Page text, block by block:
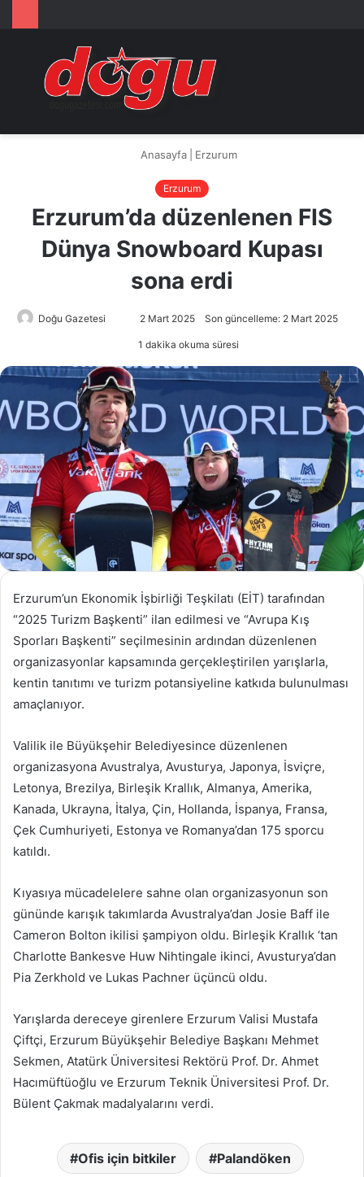
Arama
...
Anasayfa Erzurum
Erzurum
Erzurum’da düzenlenen FIS
Dünya Snowboard Kupası
sona erdi
Doğu Gazetesi
göndermek
2 Mart 2025 Son güncelleme: 2 Mart 2025
1 dakika okuma süresi
Erzurum’un Ekonomik İşbirliği Teşkilatı (EİT) tarafından
“2025 Turizm Başkenti” ilan edilmesi ve “Avrupa Kış
Sporları Başkenti” seçilmesinin ardından düzenlenen
organizasyonlar kapsamında gerçekleştirilen yarışlarla,
kentin tanıtımı ve turizm potansiyeline katkıda bulunulması
amaçlanıyor.
Valilik ile Büyükşehir Belediyesince düzenlenen
organizasyona Avustralya, Avusturya, Japonya, İsviçre,
Letonya, Brezilya, Birleşik Krallık, Almanya, Amerika,
Kanada, Ukrayna, İtalya, Çin, Hollanda, İspanya, Fransa,
Çek Cumhuriyeti, Estonya ve Romanya’dan 175 sporcu
katıldı.
Kıyasıya mücadelelere sahne olan organizasyonun son
gününde karışık takımlarda Avustralya’dan Josie Baff ile
Cameron Bolton ikilisi şampiyon oldu. Birleşik Krallık ‘tan
Charlotte Bankesve Huw Nihtingale ikinci, Avusturya’dan
Pia Zerkhold ve Lukas Pachner üçüncü oldu.
Yarışlarda dereceye girenlere Erzurum Valisi Mustafa
Çiftçi, Erzurum Büyükşehir Belediye Başkanı Mehmet
Sekmen, Atatürk Üniversitesi Rektörü Prof. Dr. Ahmet
Hacımüftüoğlu ve Erzurum Teknik Üniversitesi Prof. Dr.
Bülent Çakmak madalyalarını verdi.
Ofis için bitkiler Palandöken